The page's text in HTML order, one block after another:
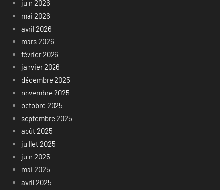
juin 2026
mai 2026
avril 2026
mars 2026
février 2026
janvier 2026
décembre 2025
novembre 2025
octobre 2025
septembre 2025
août 2025
juillet 2025
juin 2025
mai 2025
avril 2025